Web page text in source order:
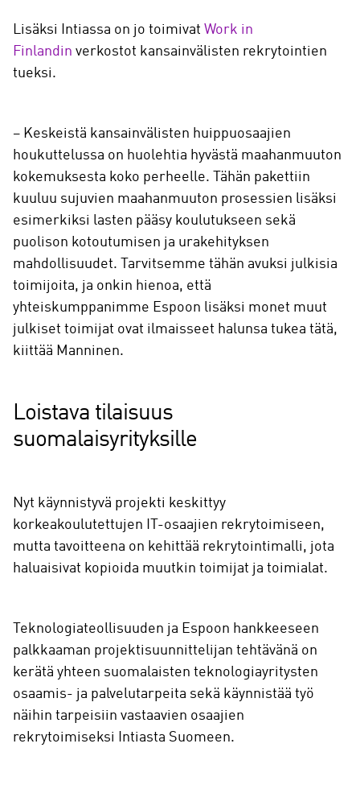
Lisäksi Intiassa on jo toimivat Work in
Finlandin verkostot kansainvälisten rekrytointien
tueksi.
– Keskeistä kansainvälisten huippuosaajien
houkuttelussa on huolehtia hyvästä maahanmuuton
kokemuksesta koko perheelle. Tähän pakettiin
kuuluu sujuvien maahanmuuton prosessien lisäksi
esimerkiksi lasten pääsy koulutukseen sekä
puolison kotoutumisen ja urakehityksen
mahdollisuudet. Tarvitsemme tähän avuksi julkisia
toimijoita, ja onkin hienoa, että
yhteiskumppanimme Espoon lisäksi monet muut
julkiset toimijat ovat ilmaisseet halunsa tukea tätä,
kiittää Manninen.
Loistava tilaisuus
suomalaisyrityksille
Nyt käynnistyvä projekti keskittyy
korkeakoulutettujen IT-osaajien rekrytoimiseen,
mutta tavoitteena on kehittää rekrytointimalli, jota
haluaisivat kopioida muutkin toimijat ja toimialat.
Teknologiateollisuuden ja Espoon hankkeeseen
palkkaaman projektisuunnittelijan tehtävänä on
kerätä yhteen suomalaisten teknologiayritysten
osaamis- ja palvelutarpeita sekä käynnistää työ
näihin tarpeisiin vastaavien osaajien
rekrytoimiseksi Intiasta Suomeen.